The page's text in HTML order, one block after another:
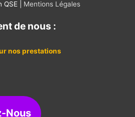
| Mentions Légales
de nous :
nos prestations
Nous